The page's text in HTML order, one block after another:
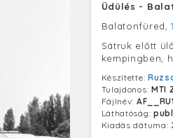
Üdülés -
Balatonfüred,
Sátruk előtt
kempingben,
Készítette:
Tulajdonos: MTI
Fájlnév:
Láthatóság:
Kiadás dátuma: